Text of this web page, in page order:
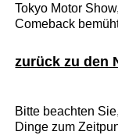
Tokyo Motor
Comeback
zurück zu den
Bitte beachten
Dinge zum